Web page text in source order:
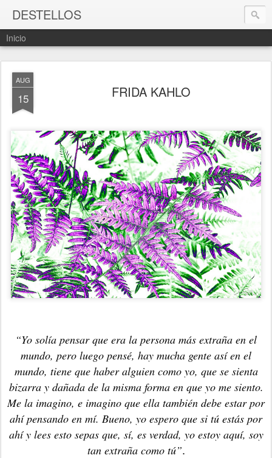
DESTELLOS
Inicio
AUG
15 FRIDA KAHLO
“Yo solía pensar que era la persona más extraña en el
mundo, pero luego pensé, hay mucha gente así en el
mundo, tiene que haber alguien como yo, que se sienta
bizarra y dañada de la misma forma en que yo me siento.
Me la imagino, e imagino que ella también debe estar por
ahí pensando en mí. Bueno, yo espero que si tú estás por
ahí y lees esto sepas que, sí, es verdad, yo estoy aquí, soy
tan extraña como tú”.